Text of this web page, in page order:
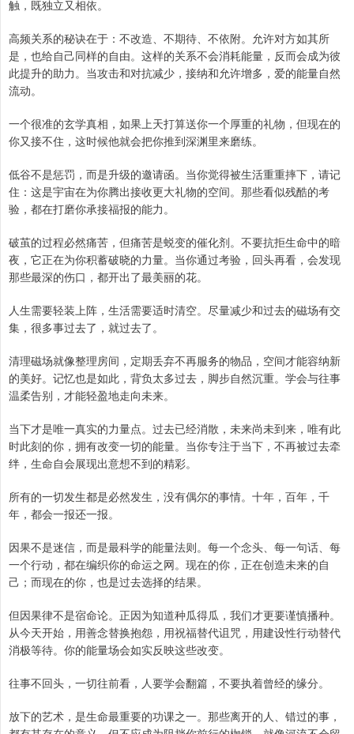
触，既独立又相依。
高频关系的秘诀在于：不改造、不期待、不依附。允许对方如其所
是，也给自己同样的自由。这样的关系不会消耗能量，反而会成为彼
此提升的助力。当攻击和对抗减少，接纳和允许增多，爱的能量自然
流动。
一个很准的玄学真相，如果上天打算送你一个厚重的礼物，但现在的
你又接不住，这时候他就会把你推到深渊里来磨练。
低谷不是惩罚，而是升级的邀请函。当你觉得被生活重重摔下，请记
住：这是宇宙在为你腾出接收更大礼物的空间。那些看似残酷的考
验，都在打磨你承接福报的能力。
破茧的过程必然痛苦，但痛苦是蜕变的催化剂。不要抗拒生命中的暗
夜，它正在为你积蓄破晓的力量。当你通过考验，回头再看，会发现
那些最深的伤口，都开出了最美丽的花。
人生需要轻装上阵，生活需要适时清空。尽量减少和过去的磁场有交
集，很多事过去了，就过去了。
清理磁场就像整理房间，定期丢弃不再服务的物品，空间才能容纳新
的美好。记忆也是如此，背负太多过去，脚步自然沉重。学会与往事
温柔告别，才能轻盈地走向未来。
当下才是唯一真实的力量点。过去已经消散，未来尚未到来，唯有此
时此刻的你，拥有改变一切的能量。当你专注于当下，不再被过去牵
绊，生命自会展现出意想不到的精彩。
所有的一切发生都是必然发生，没有偶尔的事情。十年，百年，千
年，都会一报还一报。
因果不是迷信，而是最科学的能量法则。每一个念头、每一句话、每
一个行动，都在编织你的命运之网。现在的你，正在创造未来的自
己；而现在的你，也是过去选择的结果。
但因果律不是宿命论。正因为知道种瓜得瓜，我们才更要谨慎播种。
从今天开始，用善念替换抱怨，用祝福替代诅咒，用建设性行动替代
消极等待。你的能量场会如实反映这些改变。
往事不回头，一切往前看，人要学会翻篇，不要执着曾经的缘分。
放下的艺术，是生命最重要的功课之一。那些离开的人、错过的事，